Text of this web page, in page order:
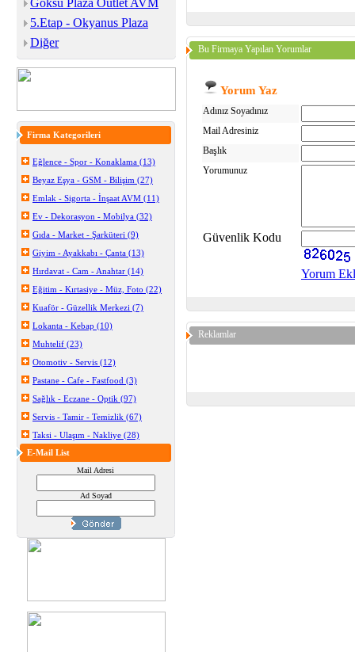
Göksu Plaza Outlet AVM
5.Etap - Okyanus Plaza
Diğer
Firma Kategorileri
Eğlence - Spor - Konaklama (13)
Beyaz Eşya - GSM - Bilişim (27)
Emlak - Sigorta - İnşaat AVM (11)
Ev - Dekorasyon - Mobilya (32)
Gıda - Market - Şarküteri (9)
Giyim - Ayakkabı - Çanta (13)
Hırdavat - Cam - Anahtar (14)
Eğitim - Kırtasiye - Müz, Foto (22)
Kuaför - Güzellik Merkezi (7)
Lokanta - Kebap (10)
Muhtelif (23)
Otomotiv - Servis (12)
Pastane - Cafe - Fastfood (3)
Sağlık - Eczane - Optik (97)
Servis - Tamir - Temizlik (67)
Taksi - Ulaşım - Nakliye (28)
E-Mail List
Mail Adresi
Ad Soyad
Bu Firmaya Yapılan Yorumlar
Yorum Yaz
Adınız Soyadınız
Mail Adresiniz
Başlık
Yorumunuz
Güvenlik Kodu
Yorum
Reklamlar